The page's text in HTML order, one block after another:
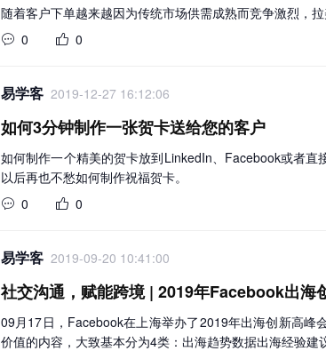
随着客户下单越来越因为传统市场供需成熟而竞争激烈，
0
0
易学客 2019-12-27 16:12:06
如何3分钟制作一张贺卡送给您的客户
如何制作一个精美的贺卡放到LinkedIn、Facebook或者
以后再也不愁如何制作祝福贺卡。
0
0
易学客 2019-09-20 10:41:00
社交沟通，赋能跨境 | 2019年Facebook出海
09月17日，Facebook在上海举办了2019年出海创新高峰
价值的内容，大致基本分为4类：出海趋势数据出海经验